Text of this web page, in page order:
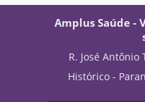
Amplus Saúde -
R. José
Histórico -